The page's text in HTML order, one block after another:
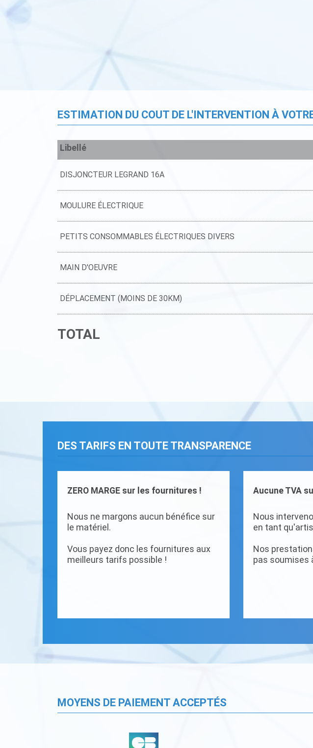
ESTIMATION DU COUT DE L'INTERVENTION À
Libellé
DISJONCTEUR LEGRAND 16A
MOULURE ÉLECTRIQUE
PETITS CONSOMMABLES ÉLECTRIQUES DIVERS
MAIN D'OEUVRE
DÉPLACEMENT (MOINS DE 30KM)
TOTAL
DES TARIFS EN TOUTE TRANSPARENCE
ZERO MARGE sur les fournitures !
Nous ne margons aucun bénéfice sur
le matériel.
Vous payez donc les fournitures aux
meilleurs tarifs possible !
Aucune TVA
Nous
en tant
Nos
pas soumises
MOYENS DE PAIEMENT ACCEPTÉS